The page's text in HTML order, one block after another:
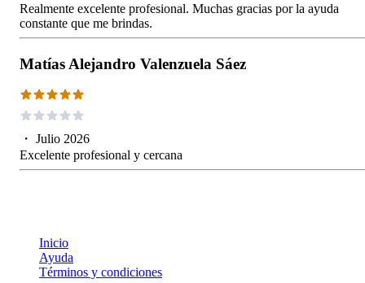
Realmente excelente profesional. Muchas gracias por la ayuda
constante que me brindas.
Matías Alejandro Valenzuela Sáez
・ Julio 2026
Excelente profesional y cercana
Inicio
Ayuda
Términos y condiciones